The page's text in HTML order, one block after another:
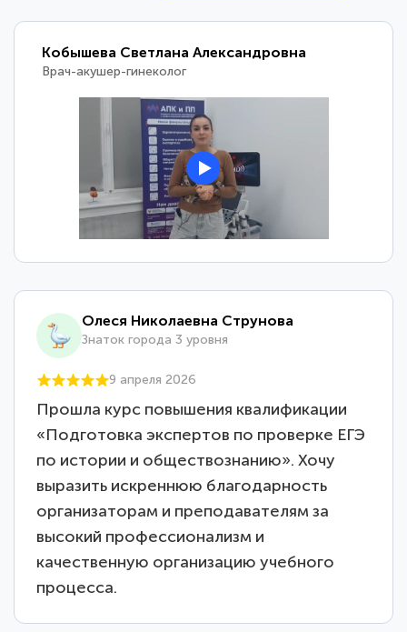
Кобышева Светлана Александровна
Врач-акушер-гинеколог
Олеся Николаевна Струнова
Знаток города 3 уровня
9 апреля 2026
Прошла курс повышения квалификации
«Подготовка экспертов по проверке ЕГЭ
по истории и обществознанию». Хочу
выразить искреннюю благодарность
организаторам и преподавателям за
высокий профессионализм и
качественную организацию учебного
процесса.